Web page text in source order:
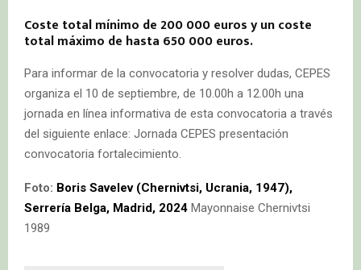
Coste total mínimo de 200 000 euros y un coste
total máximo de hasta 650 000 euros.
Para informar de la convocatoria y resolver dudas, CEPES
organiza el 10 de septiembre, de 10.00h a 12.00h una
jornada en línea informativa de esta convocatoria a través
del siguiente enlace: Jornada CEPES presentación
convocatoria fortalecimiento.
Foto: Boris Savelev (Chernivtsi, Ucrania, 1947),
Serrería Belga, Madrid, 2024 Mayonnaise Chernivtsi
1989